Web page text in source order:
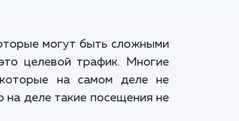
могут быть сложными
целевой трафик. Многие
на самом деле не
на деле такие посещения не